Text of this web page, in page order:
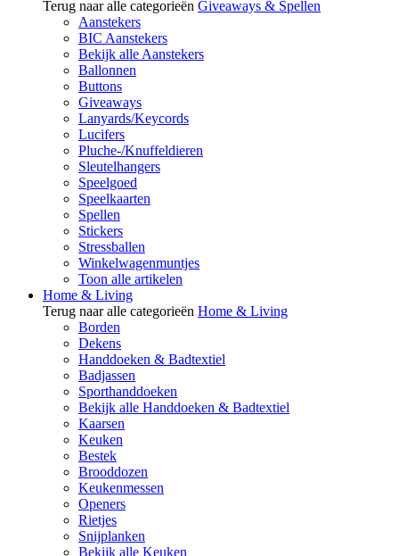
Terug naar alle categorieën Giveaways & Spellen
Aanstekers
BIC Aanstekers
Bekijk alle Aanstekers
Ballonnen
Buttons
Giveaways
Lanyards/Keycords
Lucifers
Pluche-/Knuffeldieren
Sleutelhangers
Speelgoed
Speelkaarten
Spellen
Stickers
Stressballen
Winkelwagenmuntjes
Toon alle artikelen
Home & Living
Terug naar alle categorieën Home & Living
Borden
Dekens
Handdoeken & Badtextiel
Badjassen
Sporthanddoeken
Bekijk alle Handdoeken & Badtextiel
Kaarsen
Keuken
Bestek
Brooddozen
Keukenmessen
Openers
Rietjes
Snijplanken
Bekijk alle Keuken